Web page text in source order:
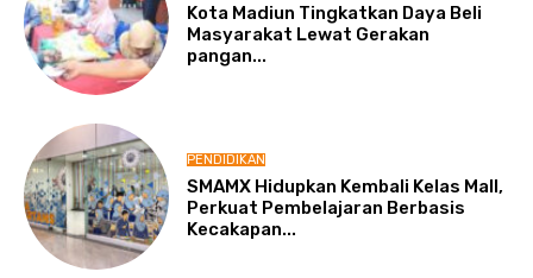
Kota Madiun Tingkatkan Daya Beli
Masyarakat Lewat Gerakan
pangan...
PENDIDIKAN
SMAMX Hidupkan Kembali Kelas Mall,
Perkuat Pembelajaran Berbasis
Kecakapan...